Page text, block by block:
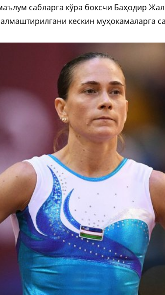
сабларга кўра боксчи Баҳодир
кескин муҳокамаларга